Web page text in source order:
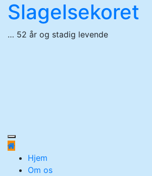
Skip
content
Slagelsekoret
… 52 år og stadig levende
Hjem
Om os